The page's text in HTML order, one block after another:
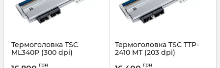
Термоголовка TSC
ML340P (300 dpi)
грн
Термоголовка TSC TTP-
2410 MT (203 dpi)
грн